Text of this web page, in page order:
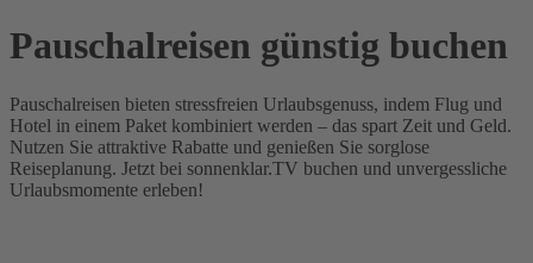
Pauschalreisen günstig buchen
Pauschalreisen bieten stressfreien Urlaubsgenuss, indem Flug und
Hotel in einem Paket kombiniert werden – das spart Zeit und Geld.
Nutzen Sie attraktive Rabatte und genießen Sie sorglose
Reiseplanung. Jetzt bei sonnenklar.TV buchen und unvergessliche
Urlaubsmomente erleben!